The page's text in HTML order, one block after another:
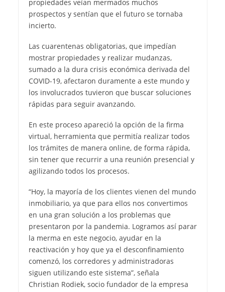
propiedades veían mermados muchos
prospectos y sentían que el futuro se tornaba
incierto.
Las cuarentenas obligatorias, que impedían
mostrar propiedades y realizar mudanzas,
sumado a la dura crisis económica derivada del
COVID-19, afectaron duramente a este mundo y
los involucrados tuvieron que buscar soluciones
rápidas para seguir avanzando.
En este proceso apareció la opción de la firma
virtual, herramienta que permitía realizar todos
los trámites de manera online, de forma rápida,
sin tener que recurrir a una reunión presencial y
agilizando todos los procesos.
“Hoy, la mayoría de los clientes vienen del mundo
inmobiliario, ya que para ellos nos convertimos
en una gran solución a los problemas que
presentaron por la pandemia. Logramos así parar
la merma en este negocio, ayudar en la
reactivación y hoy que ya el desconfinamiento
comenzó, los corredores y administradoras
siguen utilizando este sistema”, señala
Christian Rodiek, socio fundador de la empresa